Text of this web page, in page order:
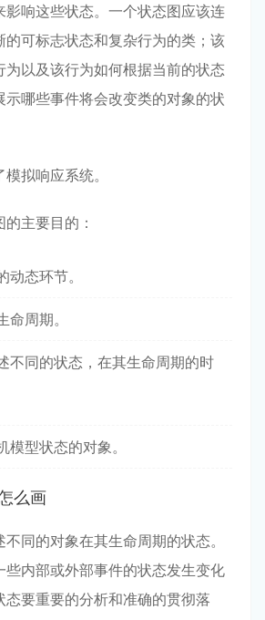
影响这些状态。一个状态图应该连
的可标志状态和复杂行为的类；该
为以及该行为如何根据当前的状态
示哪些事件将会改变类的对象的状
拟响应系统。
主要目的：
动态环节。
命周期。
不同的状态，在其生命周期的时
模型状态的对象。
么画
同的对象在其生命周期的状态。
些内部或外部事件的状态发生变化
态要重要的分析和准确的贯彻落